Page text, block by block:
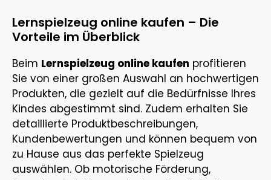
Lernspielzeug online kaufen – Die
Vorteile im Überblick
Beim Lernspielzeug online kaufen profitieren
Sie von einer großen Auswahl an hochwertigen
Produkten, die gezielt auf die Bedürfnisse Ihres
Kindes abgestimmt sind. Zudem erhalten Sie
detaillierte Produktbeschreibungen,
Kundenbewertungen und können bequem von
zu Hause aus das perfekte Spielzeug
auswählen. Ob motorische Förderung,